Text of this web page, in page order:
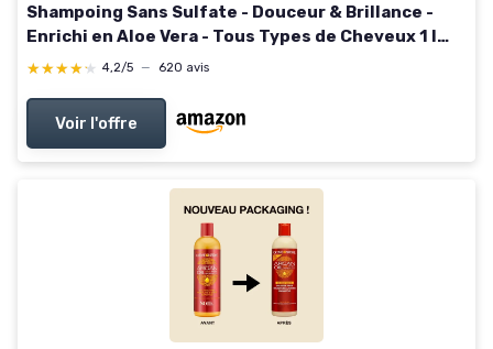
Shampoing Sans Sulfate - Douceur & Brillance -
Enrichi en Aloe Vera - Tous Types de Cheveux 1 l
(Lot de 1)
★★★★★
★★★★★ 4,2/5 — 620 avis
Voir l'offre